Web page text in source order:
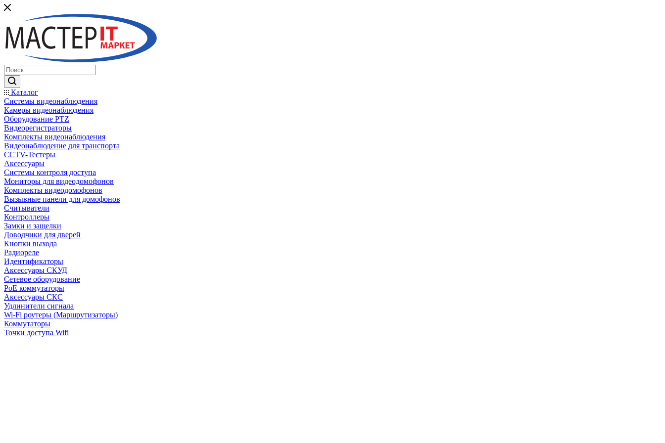
Каталог
Системы видеонаблюдения
Камеры видеонаблюдения
Оборудование PTZ
Видеорегистраторы
Комплекты видеонаблюдения
Видеонаблюдение для транспорта
CCTV-Тестеры
Аксессуары
Системы контроля доступа
Мониторы для видеодомофонов
Комплекты видеодомофонов
Вызывные панели для домофонов
Считыватели
Контроллеры
Замки и защелки
Доводчики для дверей
Кнопки выхода
Радиореле
Идентификаторы
Аксессуары СКУД
Сетевое оборудование
PoE коммутаторы
Аксессуары СКС
Удлинители сигнала
Wi-Fi роутеры (Маршрутизаторы)
Коммутаторы
Точки доступа Wifi